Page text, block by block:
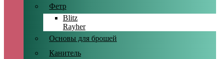
Фетр
Blitz
Rayher
Основы для брошей
Канитель